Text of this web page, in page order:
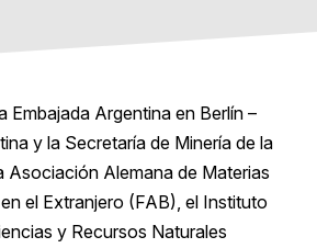
Embajada Argentina en Berlín –
y la Secretaría de Minería de la
Asociación Alemana de Materias
el Extranjero (FAB), el Instituto
y Recursos Naturales